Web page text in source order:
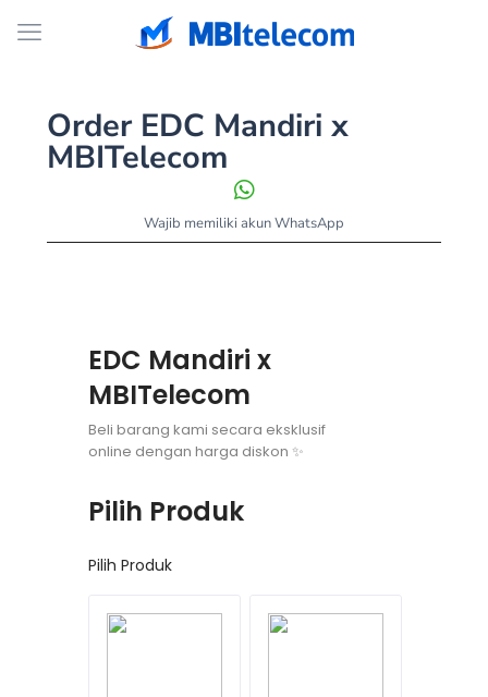
Order EDC Mandiri x
MBITelecom
Wajib memiliki akun WhatsApp